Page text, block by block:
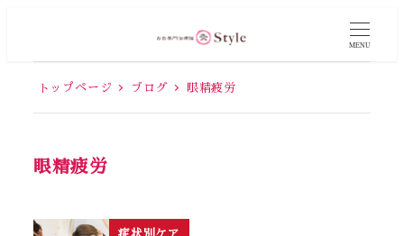
MENU
トップページ ブログ 眼精疲労
眼精疲労